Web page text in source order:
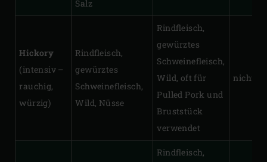
Salz
Hickory
(intensiv –
rauchig,
würzig)
Rindfleisch,
gewürztes
Schweinefleisch,
Wild, Nüsse
Rindfleisch,
gewürztes
Schweinefleisch,
Wild, oft für
Pulled Pork und
Bruststück
verwendet
nicht
Rindfleisch,